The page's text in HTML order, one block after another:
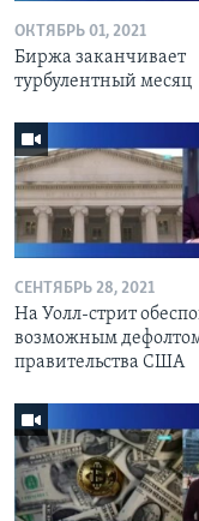
ОКТЯБРЬ 01, 2021
Биржа заканчивает
турбулентный месяц
СЕНТЯБРЬ 28, 2021
На Уолл-стрит
возможным
правительства США